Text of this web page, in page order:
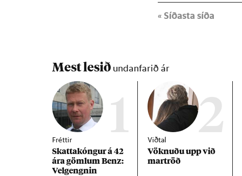
« Síðasta síða
Mest lesið undanfarið ár
1
Fréttir
Skattakóng­ur á 42
ára göml­um Benz:
Vel­gengn­in
2
Viðtal
Vökn­uðu upp við
mar­tröð